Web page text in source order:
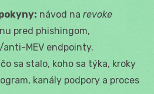
návod na revoke
pred phishingom,
anti-MEV endpointy.
čo sa stalo, koho sa týka, kroky
kanály podpory a proces